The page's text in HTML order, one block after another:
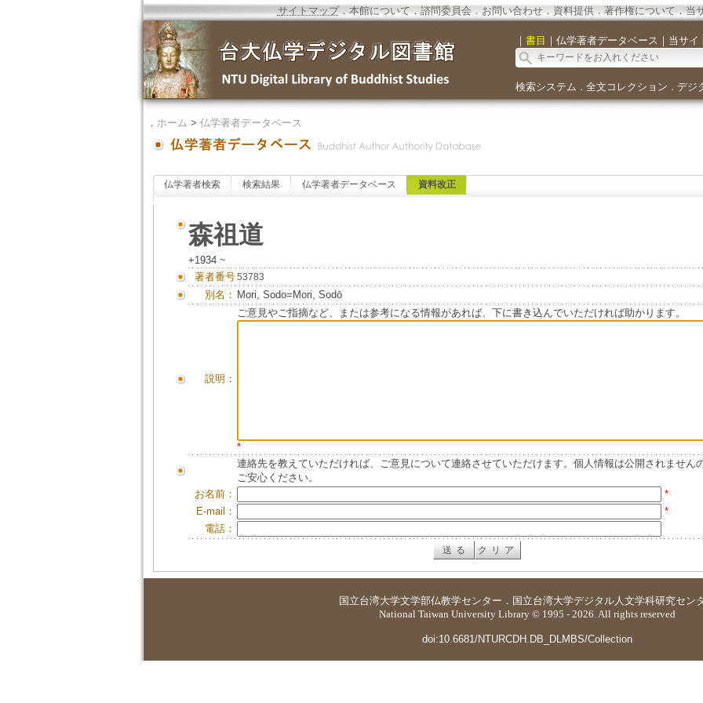
サイトマップ．本館について．諮問委員会． お問い合わせ． 資料提供．著作権について．当
｜ 書目 ｜ 仏学著者データベース ｜ 当サイ
検索システム ． 全文コレクション ． デジ
． ホーム > 仏学著者データベース
仏学著者検索 検索結果 仏学著者データベース 資料改正
森祖道
+1934 ~
著者番号53783
別名： Mori, Sodo=Mori, Sodō
説明：
ご意見やご指摘など、または参考になる情報があれば、下に書き込んでいただければ助かります。
*
連絡先を教えていただければ、ご意見について連絡させていただけます。個人情報は公開されません
ご安心ください。
お名前：
*
E-mail：
*
電話：
国立台湾大学文学部仏教学センター ． 国立台湾大学デジタル人文学科研究セン
National Taiwan University Library © 1995 - 2026. All rights reserved
doi:10.6681/NTURCDH.DB_DLMBS/Collection